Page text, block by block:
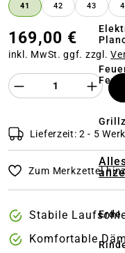
Erde
41 42 43
169,00 €
inkl. MwSt. ggf. zzgl.
Produkt
Lieferzeit: 2 - 5
Zum Merkzettel
Stabile
Komfortable